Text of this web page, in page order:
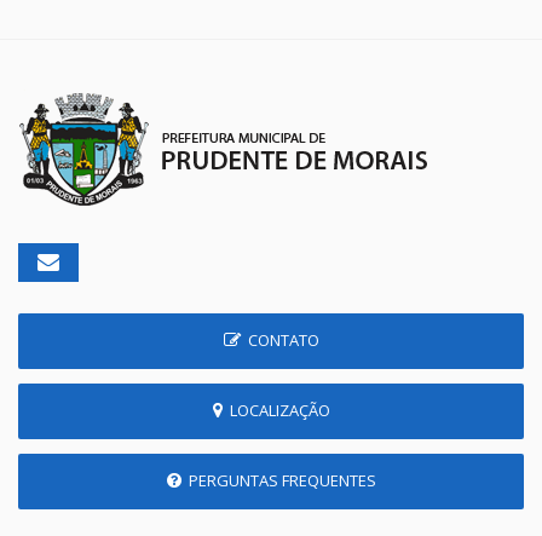
CONTATO
LOCALIZAÇÃO
PERGUNTAS FREQUENTES